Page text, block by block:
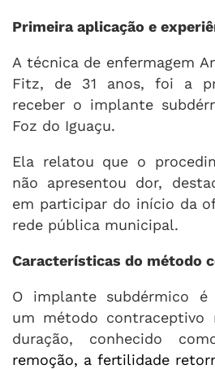
Primeira aplicação e
A técnica de enfermagem
Fitz, de 31 anos, foi a
receber o implante
Foz do Iguaçu.
Ela relatou que o
não apresentou dor,
em participar do início da
rede pública municipal.
Características do método
O implante subdérmico é
um método contraceptivo
duração, conhecido
remoção, a fertilidade